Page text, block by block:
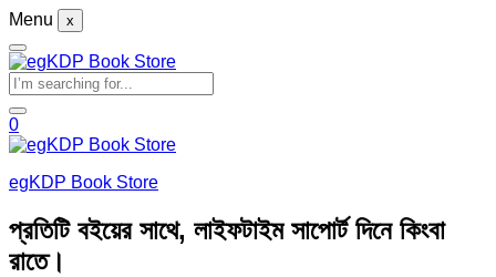
Menu x
0
egKDP Book Store
প্রতিটি বইয়ের সাথে, লাইফটাইম সাপোর্ট দিনে কিংবা
রাতে।